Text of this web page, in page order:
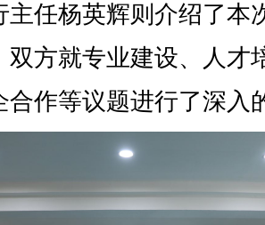
主任杨英辉则介绍了本
双方就专业建设、人才
合作等议题进行了深入